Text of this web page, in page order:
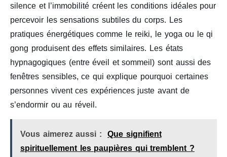
silence et l’immobilité créent les conditions idéales pour
percevoir les sensations subtiles du corps. Les
pratiques énergétiques comme le reiki, le yoga ou le qi
gong produisent des effets similaires. Les états
hypnagogiques (entre éveil et sommeil) sont aussi des
fenêtres sensibles, ce qui explique pourquoi certaines
personnes vivent ces expériences juste avant de
s’endormir ou au réveil.
Vous aimerez aussi :
Que signifient
spirituellement les paupières qui tremblent ?